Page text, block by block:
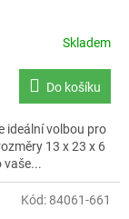
Skladem
Do košíku
ideální volbou pro
13 x 23 x 6
vaše...
Kód: 84061-661